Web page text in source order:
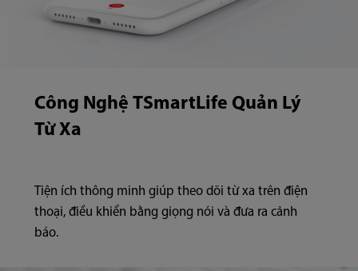
Công Nghệ TSmartLife Quản Lý
Từ Xa
Tiện ích thông minh giúp theo dõi từ xa trên điện
thoại, điều khiển bằng giọng nói và đưa ra cảnh
báo.